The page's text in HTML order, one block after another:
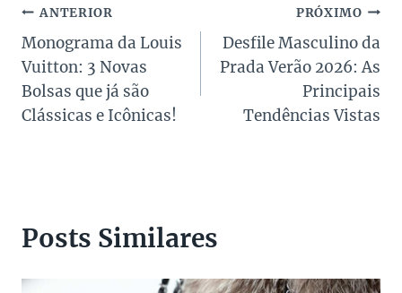
Navegação
de
Post
ANTERIOR
Monograma da Louis
Vuitton: 3 Novas
Bolsas que já são
Clássicas e Icônicas!
PRÓXIMO
Desfile Masculino da
Prada Verão 2026: As
Principais
Tendências Vistas
Posts Similares